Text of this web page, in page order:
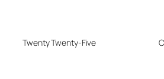
Twenty Twenty-Five